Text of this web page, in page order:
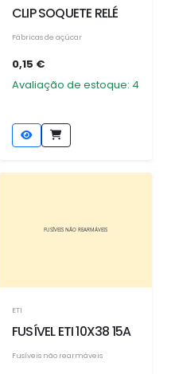
CLIP SOQUETE RELÉ
Fábricas de açúcar
0,15 €
Avaliação de estoque: 4
ETI
FUSÍVEL ETI 10X38 15A
Fusíveis não rearmáveis